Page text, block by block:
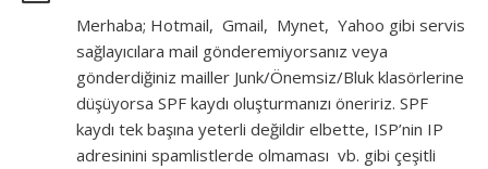
Merhaba; Hotmail, Gmail, Mynet, Yahoo gibi servis
sağlayıcılara mail gönderemiyorsanız veya
gönderdiğiniz mailler Junk/Önemsiz/Bluk klasörlerine
düşüyorsa SPF kaydı oluşturmanızı öneririz. SPF
kaydı tek başına yeterli değildir elbette, ISP’nin IP
adresinini spamlistlerde olmaması vb. gibi çeşitli